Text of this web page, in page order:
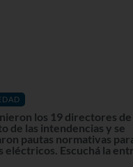
los 19 directores de
de las intendencias y se
pautas normativas
eléctricos. Escuchá la